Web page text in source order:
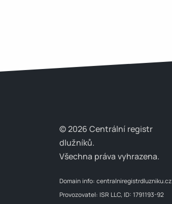
© 2026 Centrální registr
dlužníků.
Všechna práva vyhrazena.
Domain info: centralniregistrdluzniku.cz
Provozovatel: ISR LLC, ID: 1791193-92